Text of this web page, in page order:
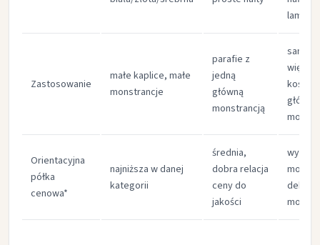
Zastosowanie
małe kaplice, małe
monstrancje​
parafie z
jedną
główną
monstrancją​
główna
Orientacyjna
półka
cenowa*
najniższa w danej
kategorii​
średnia,
dobra relacja
ceny do
jakości​
mocno
modele​